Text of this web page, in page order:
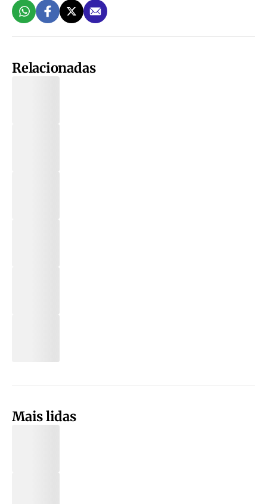
Relacionadas
Mais lidas